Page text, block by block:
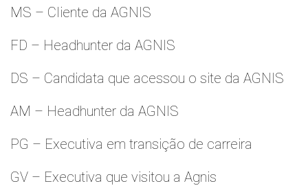
MS – Cliente da AGNIS
FD – Headhunter da AGNIS
DS – Candidata que acessou o site da AGNIS
AM – Headhunter da AGNIS
PG – Executiva em transição de carreira
GV – Executiva que visitou a Agnis